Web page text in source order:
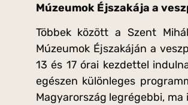
Múzeumok Éjszakája a
Többek között a Szent
Múzeumok Éjszakáján a
13 és 17 órai kezdettel
egészen különleges
Magyarország legrégebbi,